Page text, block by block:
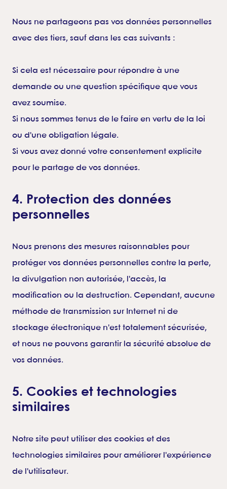
Nous ne partageons pas vos données personnelles
avec des tiers, sauf dans les cas suivants :
Si cela est nécessaire pour répondre à une
demande ou une question spécifique que vous
avez soumise.
Si nous sommes tenus de le faire en vertu de la loi
ou d'une obligation légale.
Si vous avez donné votre consentement explicite
pour le partage de vos données.
4. Protection des données
personnelles
Nous prenons des mesures raisonnables pour
protéger vos données personnelles contre la perte,
la divulgation non autorisée, l'accès, la
modification ou la destruction. Cependant, aucune
méthode de transmission sur Internet ni de
stockage électronique n'est totalement sécurisée,
et nous ne pouvons garantir la sécurité absolue de
vos données.
5. Cookies et technologies
similaires
Notre site peut utiliser des cookies et des
technologies similaires pour améliorer l'expérience
de l'utilisateur.